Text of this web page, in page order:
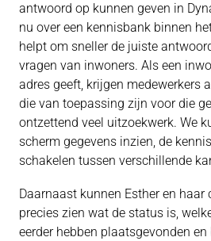
antwoord op kunnen geven in
nu over een kennisbank binnen
helpt om sneller de juiste
vragen van inwoners. Als een
adres geeft, krijgen medewerkers
die van toepassing zijn voor die
ontzettend veel uitzoekwerk. We
scherm gegevens inzien, de
schakelen tussen verschillende
Daarnaast kunnen Esther en haar
precies zien wat de status is,
eerder hebben plaatsgevonden